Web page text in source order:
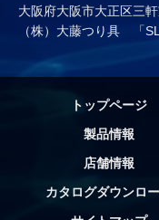
大阪府大阪市大正区三
（株）大藤つり具 「
トップページ
製品情報
店舗情報
カタログダウンロ